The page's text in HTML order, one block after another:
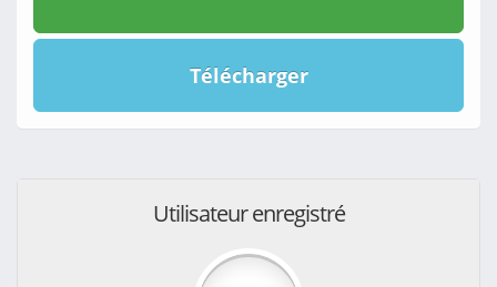
Télécharger
Utilisateur enregistré